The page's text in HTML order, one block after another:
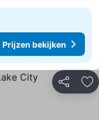
Prijzen bekijken
Delen